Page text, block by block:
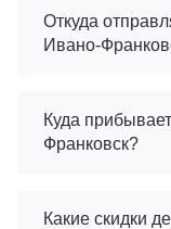
Откуда
Ивано-
Куда
Франковск?
Какие скидки